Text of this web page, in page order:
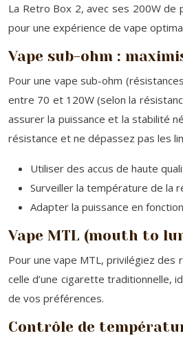
La Retro Box 2, avec ses 200W de
pour une expérience de vape
Vape sub-ohm :
Pour une vape sub-ohm
entre 70 et 120W (selon la
assurer la puissance et la stabilité
résistance et ne dépassez pas les
Utiliser des accus de haute
Surveiller la température de la
Adapter la puissance en
Vape MTL (mouth to
Pour une vape MTL, privilégiez des
celle d’une cigarette traditionnelle,
de vos préférences.
Contrôle de